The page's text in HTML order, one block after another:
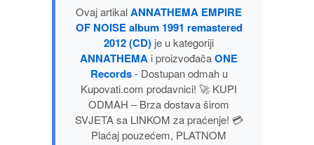
PRIČE
PUBLICISTIKA
PUTOPISI
STRIP
Ovaj artikalANNATHEMA EMPIRE
OF NOISE album 1991 remastered
2012 (CD) je u kategoriji
ANNATHEMA i proizvođačaONE
Records- Dostupan odmah u
Kupovati.com prodavnici! 🚀 KUPI
ODMAH – Brza dostava širom
SVJETA sa LINKOM za praćenje! 💳
Plaćaj pouzećem, PLATNOM